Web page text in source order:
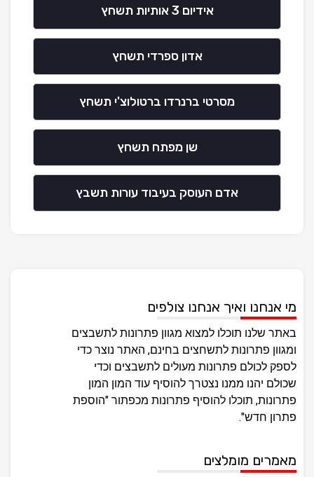
אידיום 3 אותיות תשחץ
אדון ספרדי תשחץ
מסרטי ברנרדו ברטולוצ'י תשחץ
שן מפתח תשחץ
אדם העוסק בעיבוד עורות תשבץ
מי אנחנו ואיך אנחנו צולפים
באתר שלנו תוכלו למצוא מגוון פתרונות לתשבצים
ומגוון פתרונות לתשחצים בחינם, האתר נוצר כדי
לספק לכולם פתרונות מעולים לתשבצים וכדי
שכולם יהנו ממנו נצטרך להוסיף עוד המון המון
פתרונות, תוכלו להוסיף פתרונות מכפתור "הוספת
פתרון חדש".
מאמרים מומלצים